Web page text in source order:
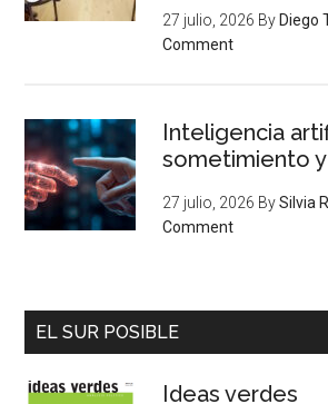
27 julio, 2026 By Diego
Comment
Inteligencia
sometimiento
27 julio, 2026 BySilvia
Comment
EL SUR POSIBLE
Ideas verdes